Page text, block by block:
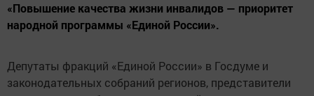
«Повышение качества жизни инвалидов — приоритет
народной программы «Единой России».
Депутаты фракций «Единой России» в Госдуме и
законодательных собраний регионов, представители